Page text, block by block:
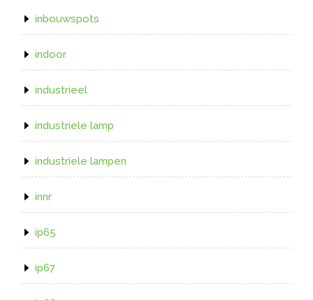
inbouwspots
indoor
industrieel
industriele lamp
industriele lampen
innr
ip65
ip67